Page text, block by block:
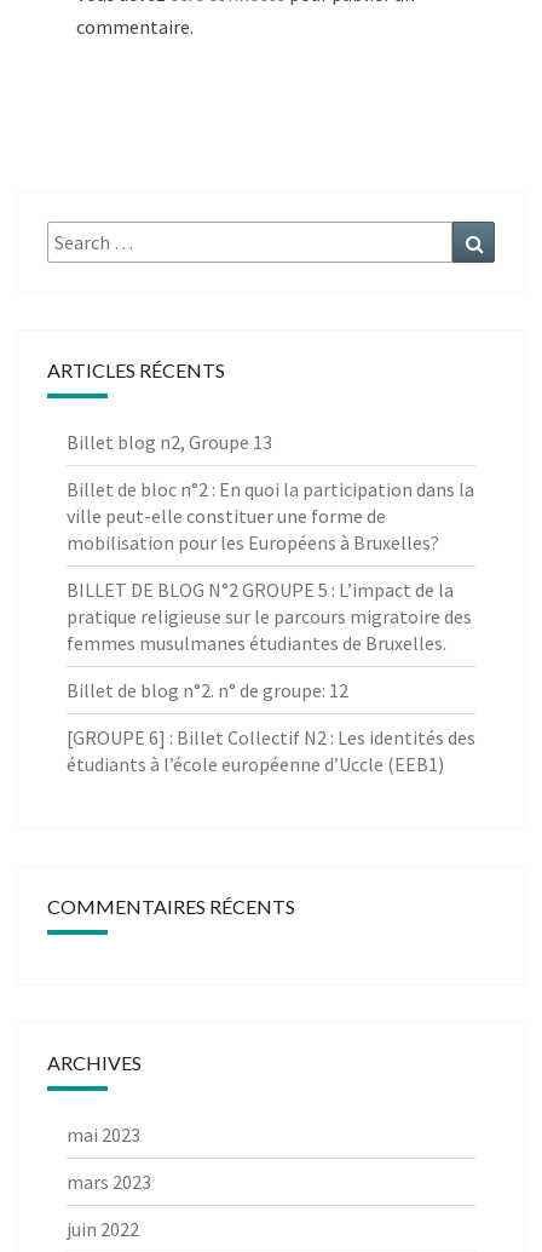
commentaire.
Search
for:
ARTICLES RÉCENTS
Billet blog n2, Groupe 13
Billet de bloc n°2 : En quoi la participation dans la
ville peut-elle constituer une forme de
mobilisation pour les Européens à Bruxelles?
BILLET DE BLOG N°2 GROUPE 5 : L’impact de la
pratique religieuse sur le parcours migratoire des
femmes musulmanes étudiantes de Bruxelles.
Billet de blog n°2. n° de groupe: 12
[GROUPE 6] : Billet Collectif N2 : Les identités des
étudiants à l’école européenne d’Uccle (EEB1)
COMMENTAIRES RÉCENTS
ARCHIVES
mai 2023
mars 2023
juin 2022